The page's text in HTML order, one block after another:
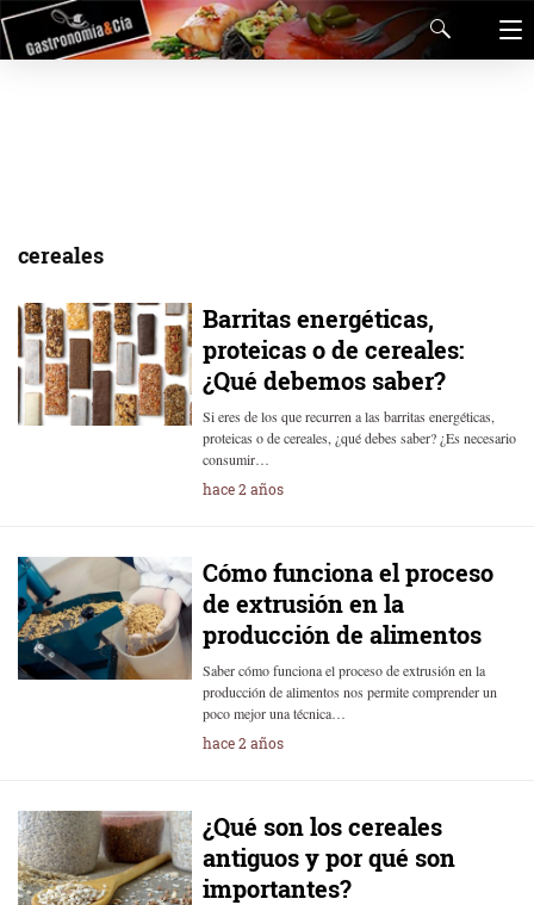
cereales
Barritas energéticas,
proteicas o de cereales:
¿Qué debemos saber?
Si eres de los que recurren a las barritas energéticas,
proteicas o de cereales, ¿qué debes saber? ¿Es necesario
consumir…
hace 2 años
Cómo funciona el proceso
de extrusión en la
producción de alimentos
Saber cómo funciona el proceso de extrusión en la
producción de alimentos nos permite comprender un
poco mejor una técnica…
hace 2 años
¿Qué son los cereales
antiguos y por qué son
importantes?